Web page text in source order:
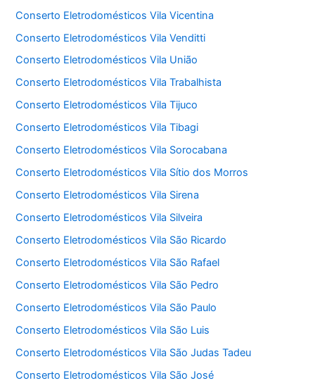
Conserto Eletrodomésticos Vila Vicentina
Conserto Eletrodomésticos Vila Venditti
Conserto Eletrodomésticos Vila União
Conserto Eletrodomésticos Vila Trabalhista
Conserto Eletrodomésticos Vila Tijuco
Conserto Eletrodomésticos Vila Tibagi
Conserto Eletrodomésticos Vila Sorocabana
Conserto Eletrodomésticos Vila Sítio dos Morros
Conserto Eletrodomésticos Vila Sirena
Conserto Eletrodomésticos Vila Silveira
Conserto Eletrodomésticos Vila São Ricardo
Conserto Eletrodomésticos Vila São Rafael
Conserto Eletrodomésticos Vila São Pedro
Conserto Eletrodomésticos Vila São Paulo
Conserto Eletrodomésticos Vila São Luis
Conserto Eletrodomésticos Vila São Judas Tadeu
Conserto Eletrodomésticos Vila São José